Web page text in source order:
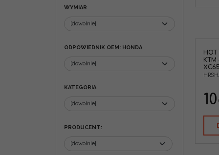
HOT
KTM
WYMIAR
ODPOWIEDNIK OEM: HONDA
KATEGORIA
PRODUCENT: